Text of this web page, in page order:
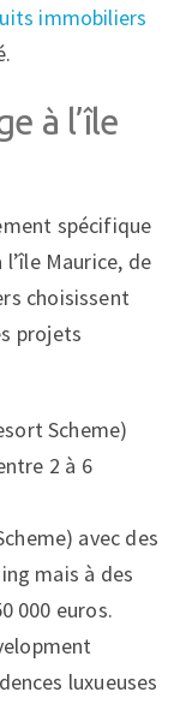
immobiliers
à l’île
spécifique
Maurice, de
choisissent
projets
Scheme)
2 à 6
avec des
mais à des
000 euros.
luxueuses